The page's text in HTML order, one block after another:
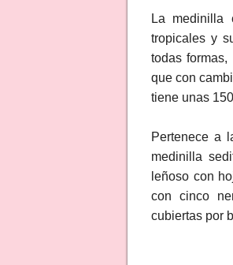
La medinilla
tropicales y
todas
que con
tiene unas
Pertenece a
medinilla
leñoso con
con cinco
cubiertas por